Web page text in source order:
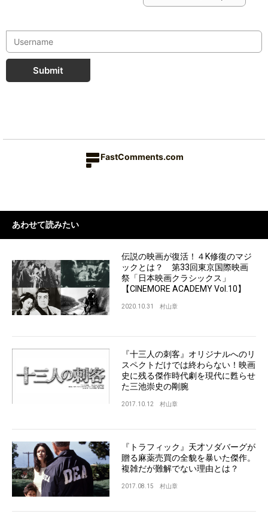
Submit
FastComments.com
あわせて読みたい
伝説の映画が復活！４K修復のマジ
ックとは？ 第33回東京国際映画
祭「日本映画クラシックス」
【CINEMORE ACADEMY Vol.10】
2020.10.31 村山章
『十三人の刺客』オリジナルへのリ
スペクトだけでは終わらない！映画
史に残る傑作時代劇を現代に甦らせ
た三池崇史の剛腕
2017.10.12 村山章
『トラフィック』天才ソダバーグが
贈る麻薬売買の全貌を暴いた傑作。
複雑だが難解でない理由とは？
2017.08.15 村山章